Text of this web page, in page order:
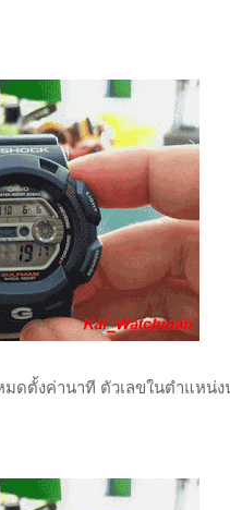
ดตั้งค่านาที ตัวเลขในตำแหน่